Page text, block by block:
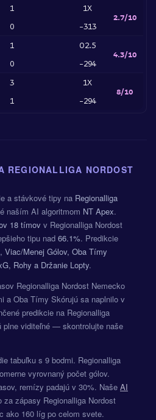
1
0
1X
-313
2.7/10
1
0
O2.5
-294
4.3/10
3
1
1X
-294
8/10
REGIONALLIGA NORDOST
a stávkové tipy na Regionalliga
naším AI algoritmom NT Apex.
18 tímov v Regionalliga Nordost
tipu nad 66.1%. Predikcie
Viac/Menej Gólov, Oba Tímy
Rohy a Držanie Lopty.
Regionalliga Nordost Nemecko
a Oba Tímy Skórujú sa naplnilo v
predikcie na Regionalliga
plne viditeľné — skontrolujte naše
tabuľku s 9 bodmi. Regionalliga
vyrovnaný počet gólov.
remízy padajú v 30%. Naše AI
za zápasy Regionalliga Nordost
ako 160 líg po celom svete.